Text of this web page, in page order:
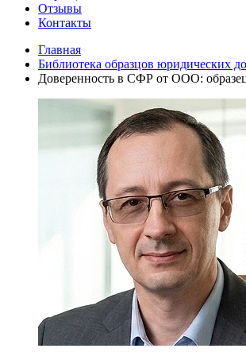
Отзывы
Контакты
Главная
Библиотека образцов юридических
Доверенность в СФР от ООО: